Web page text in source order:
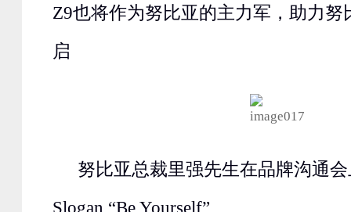
Z9也将作为努比亚的主力军，助力努
启
努比亚总裁里强先生在品牌沟通
Slogan “Be Yourself”